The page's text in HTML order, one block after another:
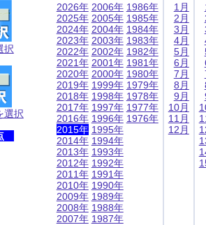
択
選択
2026年
2025年
2024年
2023年
2022年
2021年
2020年
2019年
2018年
2017年
2016年
2015年
2014年
2013年
2012年
2011年
2010年
2009年
2008年
2007年
2006年
2005年
2004年
2003年
2002年
2001年
2000年
1999年
1998年
1997年
1996年
1995年
1994年
1993年
1992年
1991年
1990年
1989年
1988年
1987年
1986年
1985年
1984年
1983年
1982年
1981年
1980年
1979年
1978年
1977年
1976年
1月
2月
3月
4月
5月
6月
7月
8月
9月
10月
11月
12月